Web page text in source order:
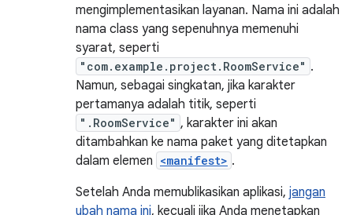
mengimplementasikan layanan. Nama ini adalah
nama class yang sepenuhnya memenuhi
syarat, seperti
"com.example.project.RoomService" .
Namun, sebagai singkatan, jika karakter
pertamanya adalah titik, seperti
".RoomService" , karakter ini akan
ditambahkan ke nama paket yang ditetapkan
dalam elemen <manifest> .
Setelah Anda memublikasikan aplikasi, jangan
ubah nama ini, kecuali jika Anda menetapkan